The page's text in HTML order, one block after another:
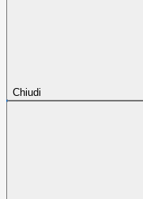
Chiudi